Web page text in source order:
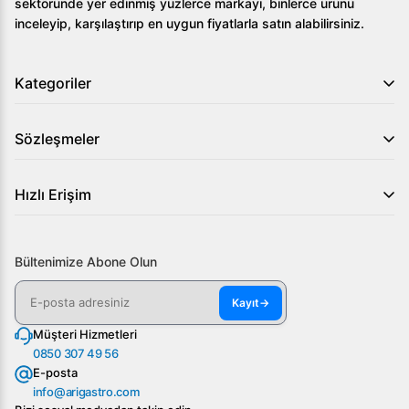
sektöründe yer edinmiş yüzlerce markayı, binlerce ürünü
inceleyip, karşılaştırıp en uygun fiyatlarla satın alabilirsiniz.
Kategoriler
Sözleşmeler
Hızlı Erişim
Bültenimize Abone Olun
Kayıt→
Müşteri Hizmetleri
0850 307 49 56
E-posta
info@arigastro.com